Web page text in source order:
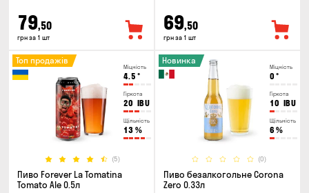
79,50
грн за 1 шт
69,50
грн за 1 шт
Міцність
4.5 °
Гіркота
20 IBU
Щільність
13 %
(5)
Топ продажів
Пиво Forever La Tomatina
Tomato Ale 0.5л
Міцність
0 °
Гіркота
10 IBU
Щільність
6 %
(0)
Новинка
Пиво безалкогольне Corona
Zero 0.33л